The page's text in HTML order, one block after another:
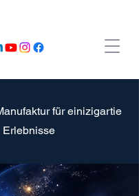
für einizigartie
Erlebnisse